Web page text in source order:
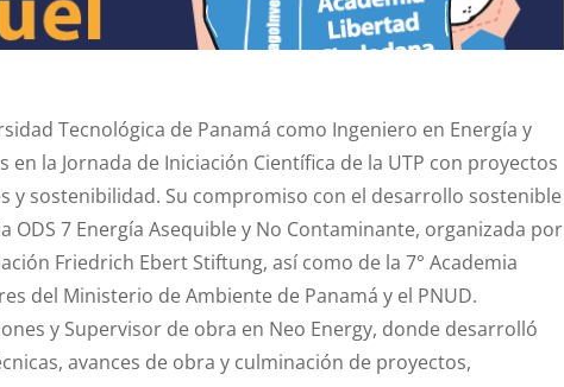
Tecnológica de Panamá como Ingeniero en Energía y
la Jornada de Iniciación Científica de la UTP con proyectos
y sostenibilidad. Su compromiso con el desarrollo sostenible
ODS 7 Energía Asequible y No Contaminante, organizada por
Friedrich Ebert Stiftung, así como de la 7° Academia
del Ministerio de Ambiente de Panamá y el PNUD.
y Supervisor de obra en Neo Energy, donde desarrolló
avances de obra y culminación de proyectos,